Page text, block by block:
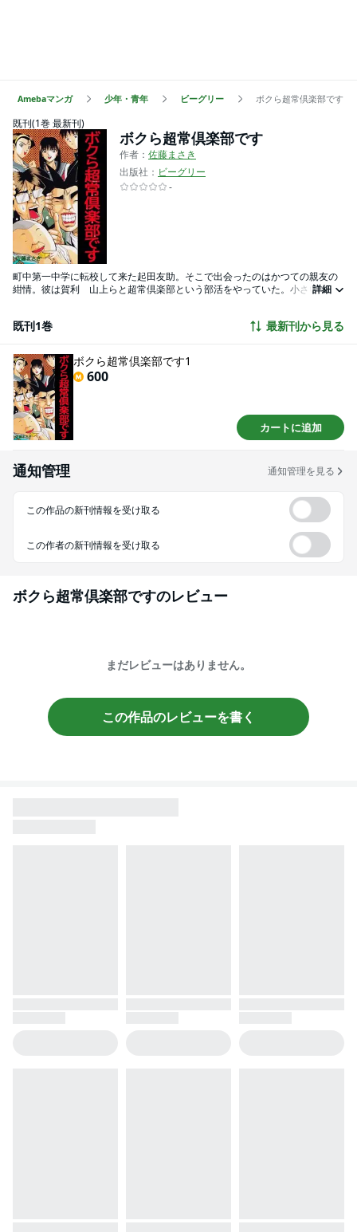
Amebaマンガ 少年・青年 ビーグリー ボクら超常倶楽部です
既刊(1巻 最新刊)
ボクら超常倶楽部です
作者： 佐藤まさき
出版社： ビーグリー
-
町中第一中学に転校して来た起田友助。そこで出会ったのはかつての親友の
紺情。彼は賀利 山上らと超常倶楽部という部活をやっていた。小さい頃か
詳細
既刊1巻 最新刊から見る
ボクら超常倶楽部です1
600
カートに追加
通知管理 通知管理を見る
この作品の新刊情報を受け取る
この作者の新刊情報を受け取る
ボクら超常倶楽部ですのレビュー
まだレビューはありません。
この作品のレビューを書く